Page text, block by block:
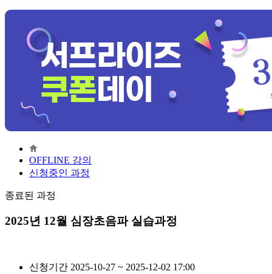
OFFLINE 강의
신청중인 과정
종료된 과정
2025년 12월 심장초음파 실습과정
신청기간 2025-10-27 ~ 2025-12-02 17:00